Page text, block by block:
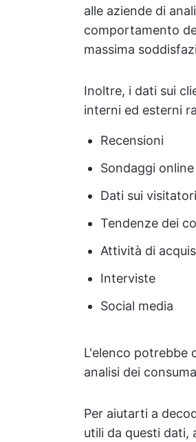
alle aziende di
comportamento
massima
Inoltre, i dati sui
interni ed esterni
Recensioni
Sondaggi online
Dati sui
Tendenze dei
Attività di
Interviste
Social media
L'elenco potrebbe
analisi dei
Per aiutarti a
utili da questi dati,